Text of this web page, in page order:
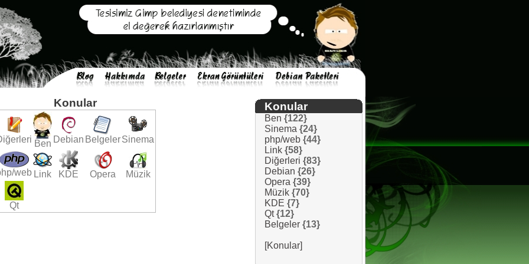
Konular
Ben Debian BelgelerSinema
web Link KDE Opera Müzik
Qt
Konular
Ben {122}
Sinema {24}
php/web {44}
Link {58}
Diğerleri {83}
Debian {26}
Opera {39}
Müzik {70}
KDE {7}
Qt {12}
Belgeler {13}
[Konular]